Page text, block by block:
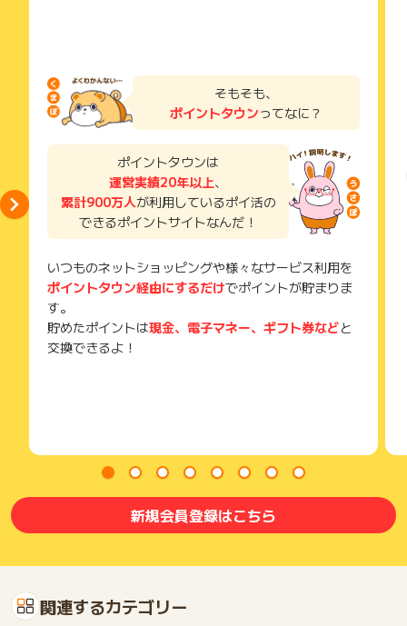
ださい。
各サービス・お買い物に掲載されている獲得条件を必ずよくお
読みください。
了などのメールは、ポイント獲得するまで必ず保管してくださ
獲得待ち・獲得失敗の状態でお問い合わせされる際に、該当の
メールを送っていただく場合がございます。
そのため、紛失・破棄された場合は対応いたしかねますので、
ご注意ください。
(※) SafariやChromeなどwebサイトを表示するアプリのこと
り、急遽終了となる場合がございます。
広告に遷移しない場合は掲載が終了となっておりポイントが獲
得できませんので、ご注意くださいませ。
そもそも、
ポイントタウンってなに？
ポイントタウンは
運営実績20年以上、
累計900万人が利用しているポイ活の
できるポイントサイトなんだ！
いつものネットショッピングや様々なサービス利用を
ポイントタウン経由にするだけでポイントが貯まりま
す。
貯めたポイントは現金、電子マネー、ギフト券などと
交換できるよ！
新規会員登録はこちら
関連するカテゴリー